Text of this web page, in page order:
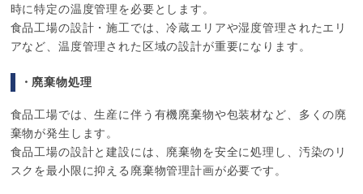
時に特定の温度管理を必要とします。
食品工場の設計・施工では、冷蔵エリアや湿度管理されたエリ
アなど、温度管理された区域の設計が重要になります。
・廃棄物処理
食品工場では、生産に伴う有機廃棄物や包装材など、多くの廃
棄物が発生します。
食品工場の設計と建設には、廃棄物を安全に処理し、汚染のリ
スクを最小限に抑える廃棄物管理計画が必要です。